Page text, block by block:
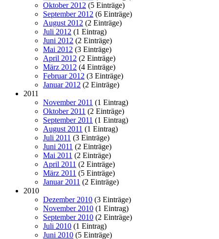
Oktober 2012 (5 Einträge)
September 2012 (6 Einträge)
August 2012 (2 Einträge)
Juli 2012 (1 Eintrag)
Juni 2012 (2 Einträge)
Mai 2012 (3 Einträge)
April 2012 (2 Einträge)
März 2012 (4 Einträge)
Februar 2012 (3 Einträge)
Januar 2012 (2 Einträge)
2011
November 2011 (1 Eintrag)
Oktober 2011 (2 Einträge)
September 2011 (1 Eintrag)
August 2011 (1 Eintrag)
Juli 2011 (3 Einträge)
Juni 2011 (2 Einträge)
Mai 2011 (2 Einträge)
April 2011 (2 Einträge)
März 2011 (5 Einträge)
Januar 2011 (2 Einträge)
2010
Dezember 2010 (3 Einträge)
November 2010 (1 Eintrag)
September 2010 (2 Einträge)
Juli 2010 (1 Eintrag)
Juni 2010 (5 Einträge)